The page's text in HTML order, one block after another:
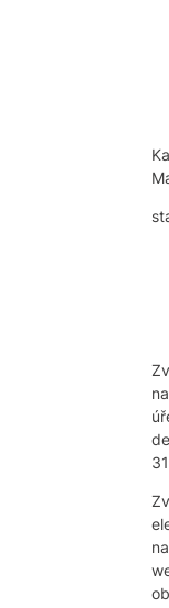
na
na